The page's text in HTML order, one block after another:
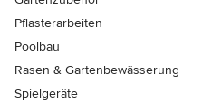
Pflasterarbeiten
Poolbau
Rasen & Gartenbewässerung
Spielgeräte